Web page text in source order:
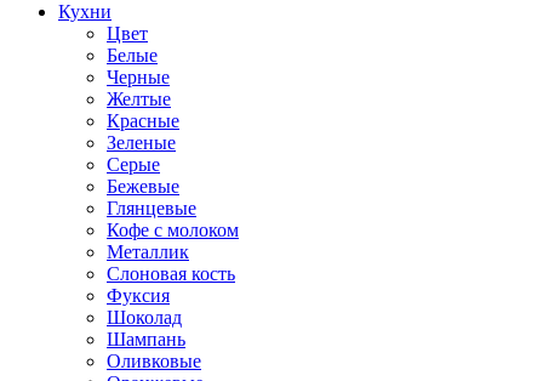
Кухни
Цвет
Белые
Черные
Желтые
Красные
Зеленые
Серые
Бежевые
Глянцевые
Кофе с молоком
Металлик
Слоновая кость
Фуксия
Шоколад
Шампань
Оливковые